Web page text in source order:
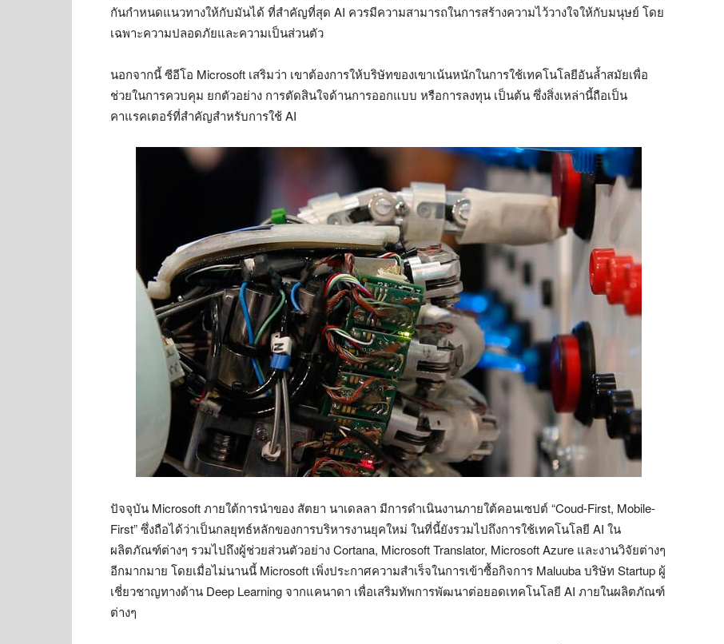
กันกำหนดแนวทางให้กับมันได้ ที่สำคัญที่สุด AI ควรมีความสามารถในการสร้างความไว้วางใจให้กับมนุษย์ โดย
เฉพาะความปลอดภัยและความเป็นส่วนตัว
นอกจากนี้ ซีอีโอ Microsoft เสริมว่า เขาต้องการให้บริษัทของเขาเน้นหนักในการใช้เทคโนโลยีอันล้ำสมัยเพื่อ
ช่วยในการควบคุม ยกตัวอย่าง การตัดสินใจด้านการออกแบบ หรือการลงทุน เป็นต้น ซึ่งสิ่งเหล่านี้ถือเป็น
คาแรคเตอร์ที่สำคัญสำหรับการใช้ AI
ปัจจุบัน Microsoft ภายใต้การนำของ สัตยา นาเดลลา มีการดำเนินงานภายใต้คอนเซปต์ “Coud-First, Mobile-
First” ซึ่งถือได้ว่าเป็นกลยุทธ์หลักของการบริหารงานยุคใหม่ ในที่นี้ยังรวมไปถึงการใช้เทคโนโลยี AI ใน
ผลิตภัณฑ์ต่างๆ รวมไปถึงผู้ช่วยส่วนตัวอย่าง Cortana, Microsoft Translator, Microsoft Azure และงานวิจัยต่างๆ
อีกมากมาย โดยเมื่อไม่นานนี้ Microsoft เพิ่งประกาศความสำเร็จในการเข้าซื้อกิจการ Maluuba บริษัท Startup ผู้
เชี่ยวชาญทางด้าน Deep Learning จากแคนาดา เพื่อเสริมทัพการพัฒนาต่อยอดเทคโนโลยี AI ภายในผลิตภัณฑ์
ต่างๆ